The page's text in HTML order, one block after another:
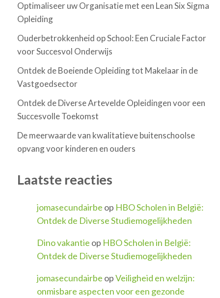
Optimaliseer uw Organisatie met een Lean Six Sigma
Opleiding
Ouderbetrokkenheid op School: Een Cruciale Factor
voor Succesvol Onderwijs
Ontdek de Boeiende Opleiding tot Makelaar in de
Vastgoedsector
Ontdek de Diverse Artevelde Opleidingen voor een
Succesvolle Toekomst
De meerwaarde van kwalitatieve buitenschoolse
opvang voor kinderen en ouders
Laatste reacties
jomasecundairbe op HBO Scholen in België:
Ontdek de Diverse Studiemogelijkheden
Dino vakantie op HBO Scholen in België:
Ontdek de Diverse Studiemogelijkheden
jomasecundairbe opVeiligheid en welzijn:
onmisbare aspecten voor een gezonde